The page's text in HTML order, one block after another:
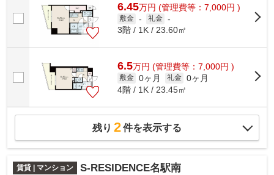
6.45万円 (管理費等：7,000円 )
敷金 - 礼金 -
3階 / 1K / 23.60㎡
6.5万円 (管理費等：7,000円 )
敷金 0ヶ月 礼金 0ヶ月
4階 / 1K / 23.45㎡
残り 2件を表示する
賃貸 | マンション S-RESIDENCE名駅南